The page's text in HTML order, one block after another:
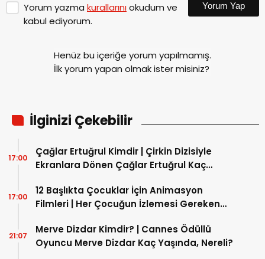
Yorum yazma kurallarınıokudum ve
kabul ediyorum.
Yorum Yap
Henüz bu içeriğe yorum yapılmamış.
İlk yorum yapan olmak ister misiniz?
İlginizi Çekebilir
Çağlar Ertuğrul Kimdir | Çirkin Dizisiyle
Ekranlara Dönen Çağlar Ertuğrul Kaç
17:00
12 Başlıkta Çocuklar İçin Animasyon
Filmleri | Her Çocuğun İzlemesi Gereken
17:00
Merve Dizdar Kimdir? | Cannes Ödüllü
Oyuncu Merve Dizdar Kaç Yaşında, Nereli?
21:07